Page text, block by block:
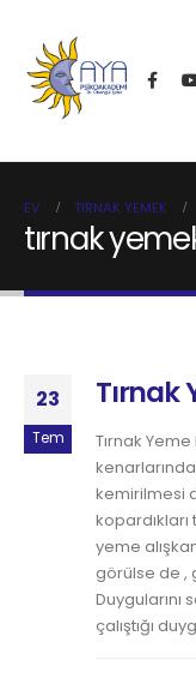
EV TIRNAK YEMEK
tırnak
23
Tem
Tırnak
Tırnak
kemirilmesi
kopardıkları
yeme
görülse de ,
Duygularını
çalıştığı